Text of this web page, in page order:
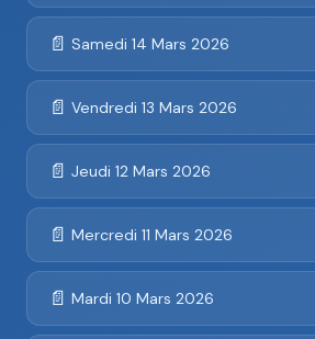
📄 Samedi 14 Mars 2026
📄 Vendredi 13 Mars 2026
📄 Jeudi 12 Mars 2026
📄 Mercredi 11 Mars 2026
📄 Mardi 10 Mars 2026